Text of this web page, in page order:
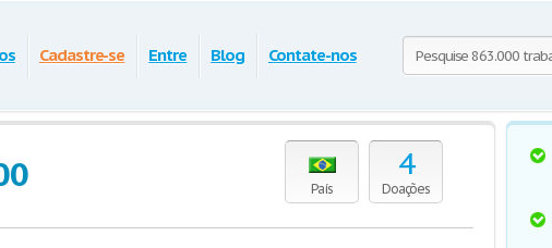
Cadastre-se Entre Blog Contate-nos
País
4
Doações